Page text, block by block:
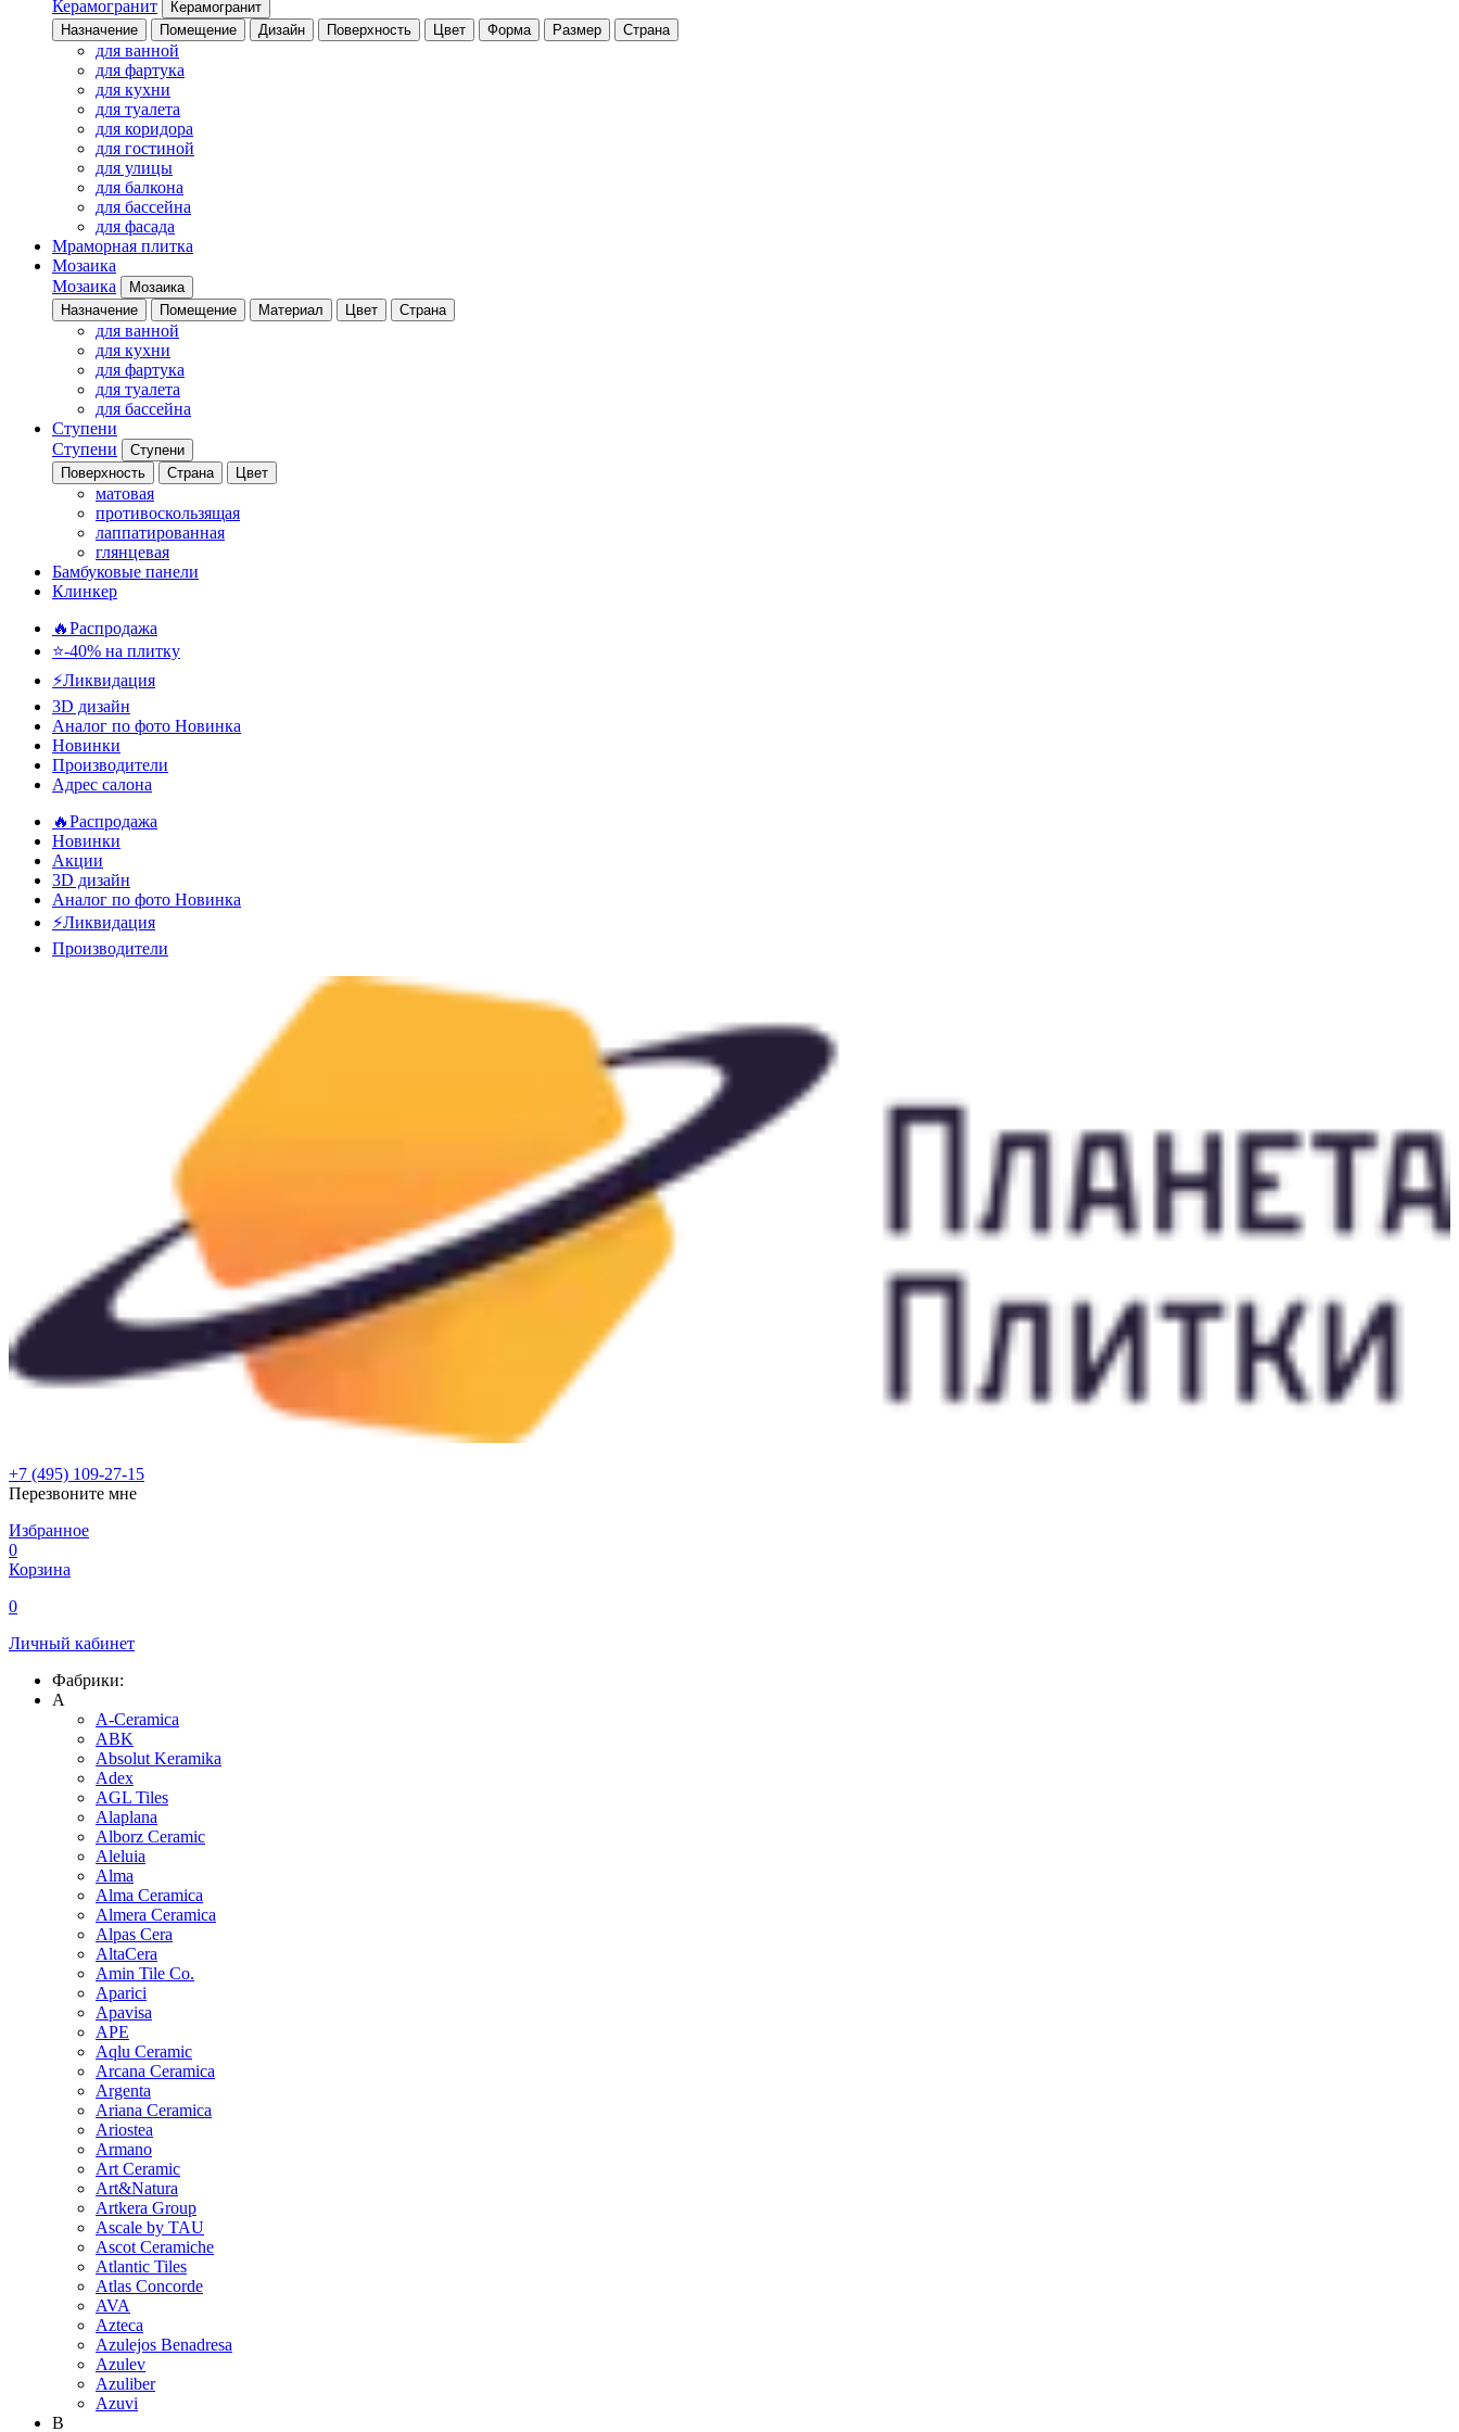
Керамогранит
Керамогранит
Назначение
Помещение Дизайн Поверхность Цвет Форма Размер Страна
для ванной
для фартука
для кухни
для туалета
для коридора
для гостиной
для улицы
для балкона
для бассейна
для фасада
Мраморная плитка
Мозаика
Мозаика
Мозаика
Назначение
Помещение Материал Цвет Страна
для ванной
для кухни
для фартука
для туалета
для бассейна
Ступени
Ступени
Ступени
Поверхность
Страна Цвет
матовая
противоскользящая
лаппатированная
глянцевая
Бамбуковые панели
Клинкер
🔥Распродажа
⭐-40% на плитку
⚡️Ликвидация
3D дизайн
Аналог по фото Новинка
Новинки
Производители
Адрес салона
🔥Распродажа
Новинки
Акции
3D дизайн
Аналог по фото Новинка
⚡Ликвидация
Производители
+7 (495) 109-27-15
Перезвоните мне
Избранное
0
Корзина
0
Личный кабинет
Фабрики:
A
A-Ceramica
ABK
Absolut Keramika
Adex
AGL Tiles
Alaplana
Alborz Ceramic
Aleluia
Alma
Alma Ceramica
Almera Ceramica
Alpas Cera
AltaCera
Amin Tile Co.
Aparici
Apavisa
APE
Aqlu Ceramic
Arcana Ceramica
Argenta
Ariana Ceramica
Ariostea
Armano
Art Ceramic
Art&Natura
Artkera Group
Ascale by TAU
Ascot Ceramiche
Atlantic Tiles
Atlas Concorde
AVA
Azteca
Azulejos Benadresa
Azulev
Azuliber
Azuvi
B